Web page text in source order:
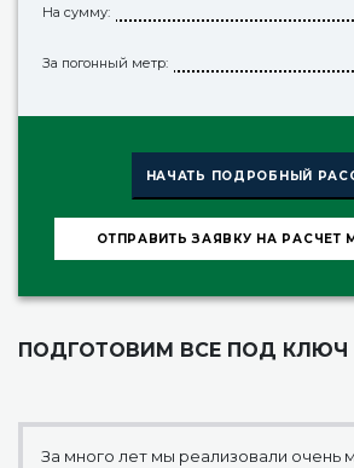
На сумму:
За погонный метр:
НАЧАТЬ ПОДРОБНЫЙ
ОТПРАВИТЬ ЗАЯВКУ НА РАСЧЕТ
ПОДГОТОВИМ ВСЕ ПОД КЛЮЧ
За много лет мы реализовали очень